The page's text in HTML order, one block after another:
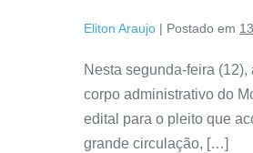
Eliton Araujo | Postado em
Nesta segunda-feira
corpo administrativo do
edital para o pleito que
grande circulação, […]